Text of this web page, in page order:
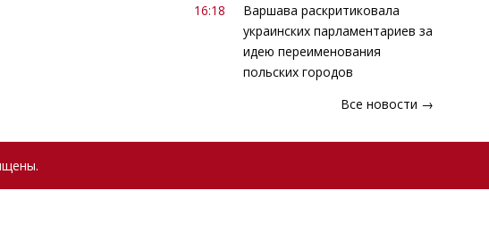
16:18
Варшава раскритиковала
украинских парламентариев за
идею переименования
польских городов
Все новости →